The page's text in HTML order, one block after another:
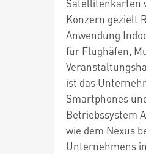
Satellitenkarten
Konzern gezielt
Anwendung
für Flughäfen,
ist das
Smartphones
Betriebssystem
wie dem Nexus
Unternehmens